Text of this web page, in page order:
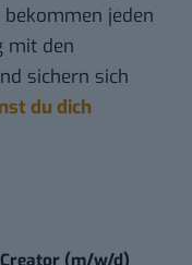
jeden
mit den
sichern sich
du dich